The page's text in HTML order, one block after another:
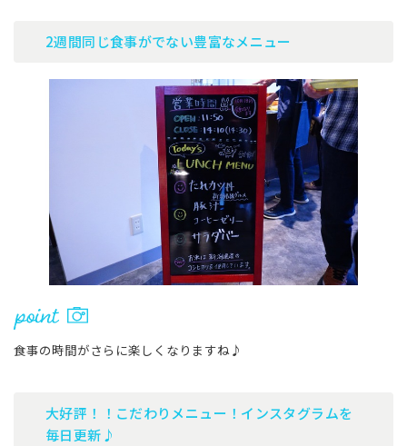
2週間同じ食事がでない豊富なメニュー
食事の時間がさらに楽しくなりますね♪
大好評！！こだわりメニュー！インスタグラムを
毎日更新♪